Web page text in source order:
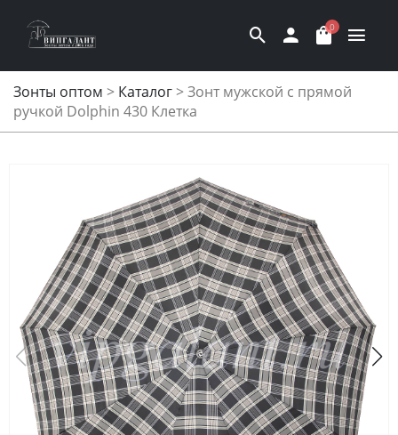
0
Зонты оптом > Каталог>Зонт мужской с прямой
ручкой Dolphin 430 Клетка